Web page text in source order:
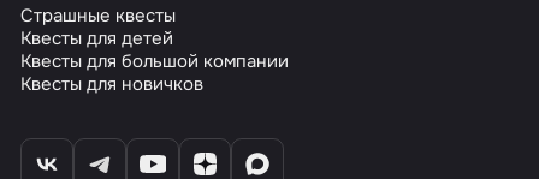
Страшные квесты
Квесты для детей
Квесты для большой компании
Квесты для новичков